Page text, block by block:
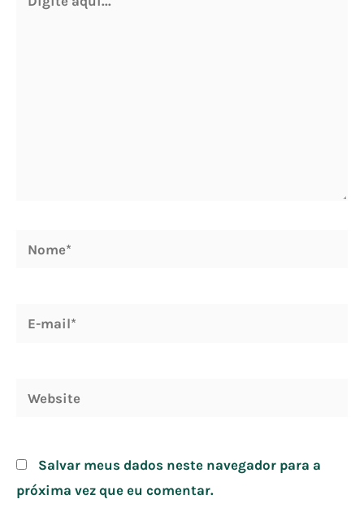
aqui...
Website
Salvar meus dados neste navegador para a
próxima vez que eu comentar.